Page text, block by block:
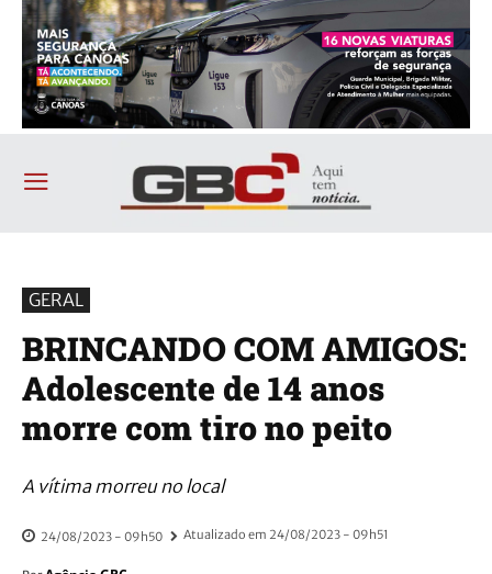
GERAL
BRINCANDO COM AMIGOS:
Adolescente de 14 anos
morre com tiro no peito
A vítima morreu no local
24/08/2023 - 09h50 Atualizado em 24/08/2023 - 09h51